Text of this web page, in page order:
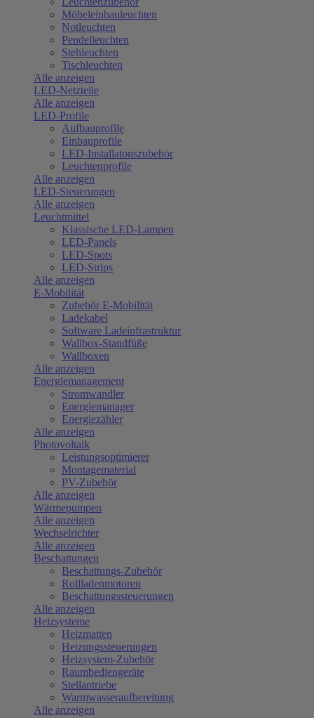
Möbeleinbauleuchten
Notleuchten
Pendelleuchten
Stehleuchten
Tischleuchten
Alle anzeigen
LED-Netzteile
Alle anzeigen
LED-Profile
Aufbauprofile
Einbauprofile
LED-Installatonszubehör
Leuchtenprofile
Alle anzeigen
LED-Steuerungen
Alle anzeigen
Leuchtmittel
Klassische LED-Lampen
LED-Panels
LED-Spots
LED-Strips
Alle anzeigen
E-Mobilität
Zubehör E-Mobilität
Ladekabel
Software Ladeinfrastruktur
Wallbox-Standfüße
Wallboxen
Alle anzeigen
Energiemanagement
Stromwandler
Energiemanager
Energiezähler
Alle anzeigen
Photovoltaik
Leistungsoptimierer
Montagematerial
PV-Zubehör
Alle anzeigen
Wärmepumpen
Alle anzeigen
Wechselrichter
Alle anzeigen
Beschattungen
Beschattungs-Zubehör
Rollladenmotoren
Beschattungssteuerungen
Alle anzeigen
Heizsysteme
Heizmatten
Heizungssteuerungen
Heizsystem-Zubehör
Raumbediengeräte
Stellantriebe
Warmwasseraufbereitung
Alle anzeigen